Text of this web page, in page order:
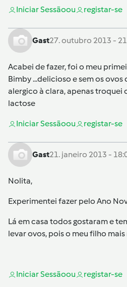
Iniciar Sessãoou registar-se
Gast27. outubro 2013 -
Acabei de fazer, foi o meu
Bimby ...delicioso e sem os ovos
alergico à clara, apenas troquei
lactose
Iniciar Sessãoou registar-se
Gast21. janeiro 2013 -
Nolita,
Experimentei fazer pelo Ano
Lá em casa todos gostaram e
levar ovos, pois o meu filho
Iniciar Sessãoou registar-se